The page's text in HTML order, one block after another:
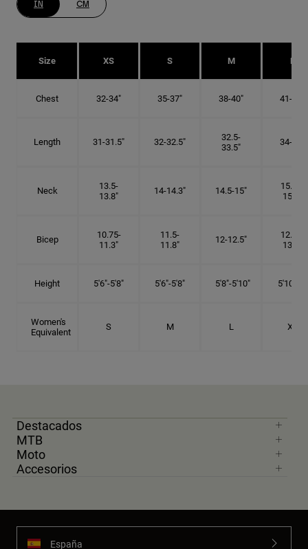
IN CM
Size XS S M L
Chest 32-34" 35-37" 38-40" 41-43"
Length 31-31.5" 32-32.5"
32.5-
33.5"
34-35"
Neck
13.5-
13.8"
14-14.3" 14.5-15"
15.25-
15.5"
Bicep
10.75-
11.3"
11.5-
11.8"
12-12.5"
12.75-
13.3"
Height 5'6"-5'8" 5'6"-5'8" 5'8"-5'10" 5'10"- 6'
Women's
Equivalent
S M L XL
Destacados
MTB
Moto
Accesorios
España